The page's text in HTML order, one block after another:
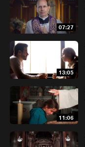
07:27
13:05
11:06